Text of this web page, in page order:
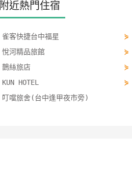
附近熱門住宿
雀客快捷台中福星 ⋟
悅河精品旅館 ⋟
鵲絲旅店 ⋟
KUN HOTEL ⋟
叮噹旅舍(台中逢甲夜市旁)